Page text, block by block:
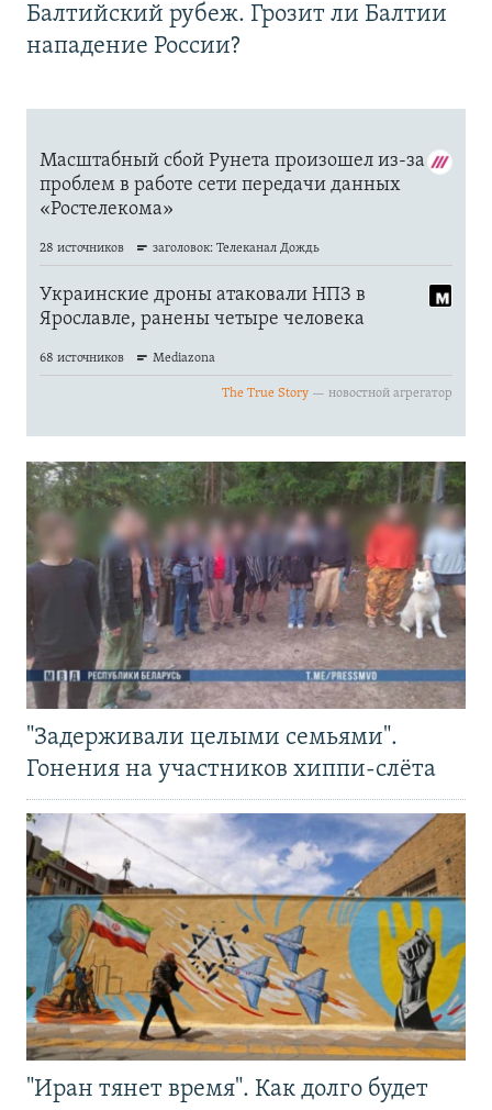
Балтийский рубеж. Грозит ли Балтии
нападение России?
"Задерживали целыми семьями".
Гонения на участников хиппи-слёта
"Иран тянет время". Как долго будет